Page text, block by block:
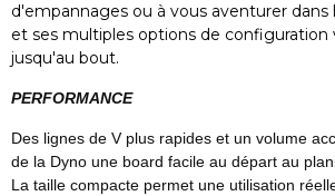
d'empannages ou à vous aventurer dans
et ses multiples options de
jusqu'au bout.
PERFORMANCE
Des lignes de V plus rapides et un volume
de la Dyno une board facile au départ au
La taille compacte permet une utilisation